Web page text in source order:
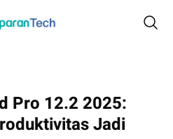
Pro 12.2 2025:
Jadi